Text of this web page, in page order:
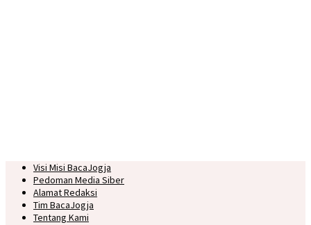
Visi Misi BacaJogja
Pedoman Media Siber
Alamat Redaksi
Tim BacaJogja
Tentang Kami